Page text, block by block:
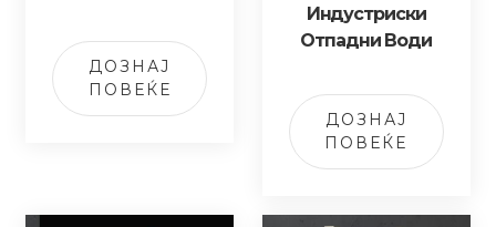
ДОЗНАЈ
ПОВЕЌЕ
Индустриски
Отпадни Води
ДОЗНАЈ
ПОВЕЌЕ